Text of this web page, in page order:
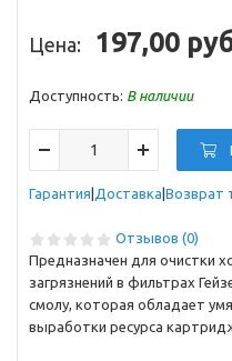
Цена: 197,00
Доступность: В наличии
Гарантия Доставка Возврат
Отзывов (0)
Предназначен для очистки
загрязнений в фильтрах
смолу, которая обладает
выработки ресурса